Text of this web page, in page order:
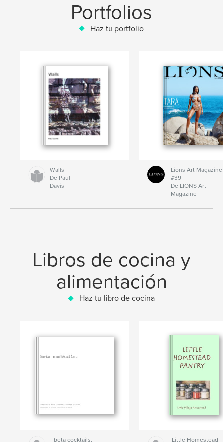
Portfolios
Haz tu portfolio
Walls
De Paul
Davis
Lions Art Magazine
#39
De LIONS Art
Magazine
Libros de cocina y
alimentación
Haz tu libro de cocina
beta cocktails. Little Homestead